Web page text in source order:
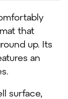
that
up. Its
an
surface,